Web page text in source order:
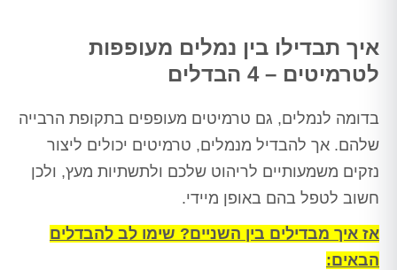
איך תבדילו בין נמלים מעופפות
לטרמיטים – 4 הבדלים
בדומה לנמלים, גם טרמיטים מעופפים בתקופת הרבייה
שלהם. אך להבדיל מנמלים, טרמיטים יכולים ליצור
נזקים משמעותיים לריהוט שלכם ולתשתיות מעץ, ולכן
חשוב לטפל בהם באופן מיידי.
אז איך מבדילים בין השניים? שימו לב להבדלים
הבאים: